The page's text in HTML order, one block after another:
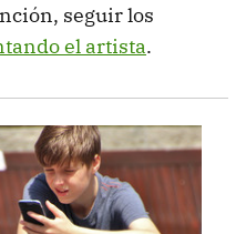
seguir los
el artista.